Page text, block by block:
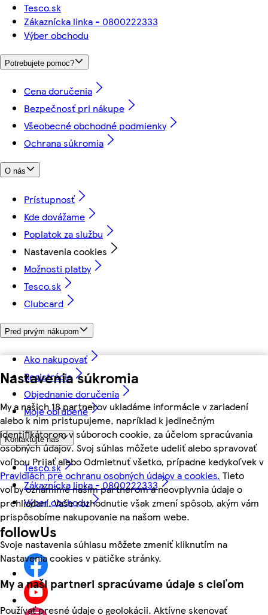
Nastavenia súkromia
My a našich 18 partnerov ukladáme informácie v zariadení
alebo k nim pristupujeme, napríklad k jedinečným
identifikátorom v súboroch cookie, za účelom spracúvania
osobných údajov. Svoj súhlas môžete udeliť alebo spravovať
voľbou Prijať alebo Odmietnuť všetko, prípadne kedykoľvek v
Pravidlách pre ochranu osobných údajov a cookies. Tieto
voľby oznámime našim partnerom a neovplyvnia údaje o
prehliadaní. Vaše rozhodnutie však zmení spôsob, akým vám
prispôsobíme nakupovanie na našom webe.
Svoje nastavenia súhlasu môžete zmeniť kliknutím na
Nastavenia cookies v pätičke stránky.
My a naši partneri spracúvame údaje s cieľom
Používať presné údaje o geolokácii. Aktívne skenovať
Tesco.sk
Zákaznícka linka - 0800222333
Výber obchodu
Potrebujete pomoc?
Cena doručenia
Bezpečnosť pri nákupe
Všeobecné obchodné podmienky
Ochrana súkromia
O nás
Prístupnosť
Kde dovážame
Poplatok za službu
Nastavenia cookies
Možnosti platby
Tesco.sk
Clubcard
Pred prvým nákupom
Ako nakupovať
Registrácia
Objednanie doručenia
Moje obľúbené
Kontaktujte nás
Tesco.sk
Zákaznícka linka - 0800222333
Výber obchodu
followUs